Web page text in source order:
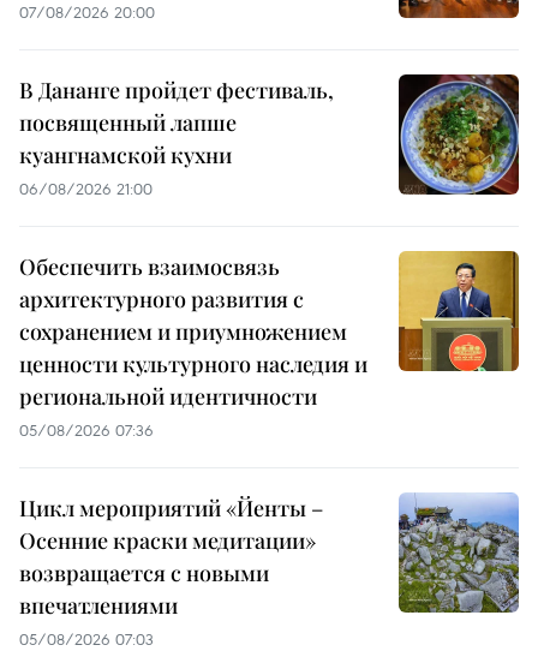
07/08/2026 20:00
В Дананге пройдет фестиваль,
посвященный лапше
куангнамской кухни
06/08/2026 21:00
Обеспечить взаимосвязь
архитектурного развития с
сохранением и приумножением
ценности культурного наследия и
региональной идентичности
05/08/2026 07:36
Цикл мероприятий «Йенты –
Осенние краски медитации»
возвращается с новыми
впечатлениями
05/08/2026 07:03